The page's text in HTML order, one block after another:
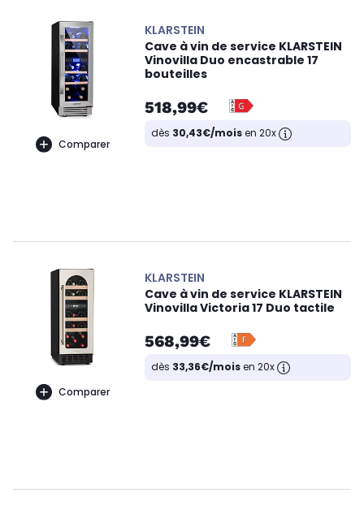
Comparer
KLARSTEIN
Cave à vin de service KLARSTEIN
Vinovilla Duo encastrable 17
bouteilles
518,99€
dès 30,43€/moisen 20x
Comparer
KLARSTEIN
Cave à vin de service KLARSTEIN
Vinovilla Victoria 17 Duo tactile
568,99€
dès 33,36€/moisen 20x